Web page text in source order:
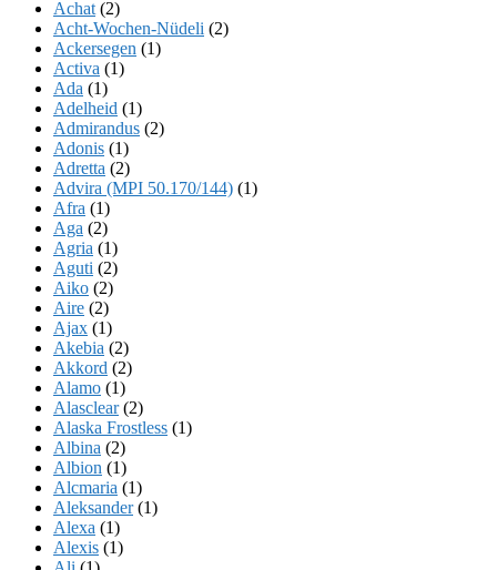
Achat (2)
Acht-Wochen-Nüdeli (2)
Ackersegen (1)
Activa (1)
Ada (1)
Adelheid (1)
Admirandus (2)
Adonis (1)
Adretta (2)
Advira (MPI 50.170/144) (1)
Afra (1)
Aga (2)
Agria (1)
Aguti (2)
Aiko (2)
Aire (2)
Ajax (1)
Akebia (2)
Akkord (2)
Alamo (1)
Alasclear(2)
Alaska Frostless (1)
Albina (2)
Albion (1)
Alcmaria (1)
Aleksander(1)
Alexa (1)
Alexis (1)